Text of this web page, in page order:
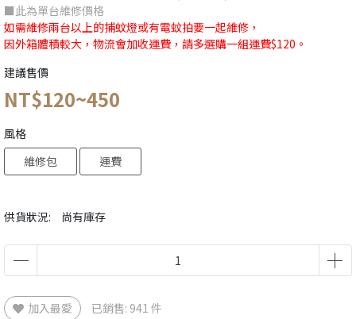
■此為單台維修價格
如需維修兩台以上的捕蚊燈或有電蚊拍要一起維修，
因外箱體積較大，物流會加收運費，請多選購一組運費$120。
建議售價
NT$120~450
供貨狀況: 尚有庫存
風格
維修包
運費
加入最愛
已銷售: 941 件